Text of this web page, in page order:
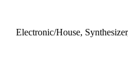
Electronic/House,